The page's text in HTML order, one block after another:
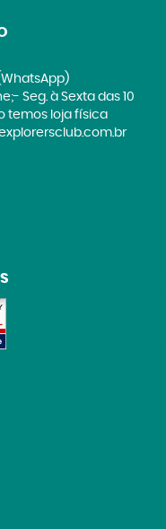
Seg. à Sexta das 10
temos loja física